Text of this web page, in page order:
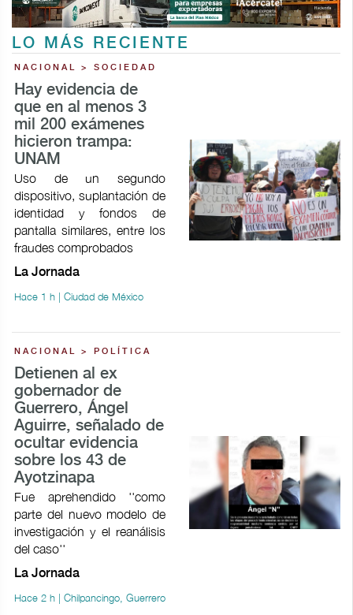
LO MÁS RECIENTE
NACIONAL > SOCIEDAD
Hay evidencia de
que en al menos 3
mil 200 exámenes
hicieron trampa:
UNAM
Uso de un segundo
dispositivo, suplantación de
identidad y fondos de
pantalla similares, entre los
fraudes comprobados
La Jornada
Hace 1 h | Ciudad de México
NACIONAL > POLÍTICA
Detienen al ex
gobernador de
Guerrero, Ángel
Aguirre, señalado de
ocultar evidencia
sobre los 43 de
Ayotzinapa
Fue aprehendido ''como
parte del nuevo modelo de
investigación y el reanálisis
del caso''
La Jornada
Hace 2 h | Chilpancingo, Guerrero